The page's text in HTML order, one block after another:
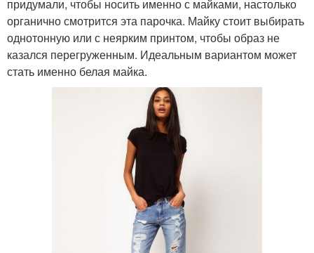
придумали, чтобы носить именно с майками, настолько
органично смотрится эта парочка. Майку стоит выбирать
однотонную или с неярким принтом, чтобы образ не
казался перегруженным. Идеальным вариантом может
стать именно белая майка.